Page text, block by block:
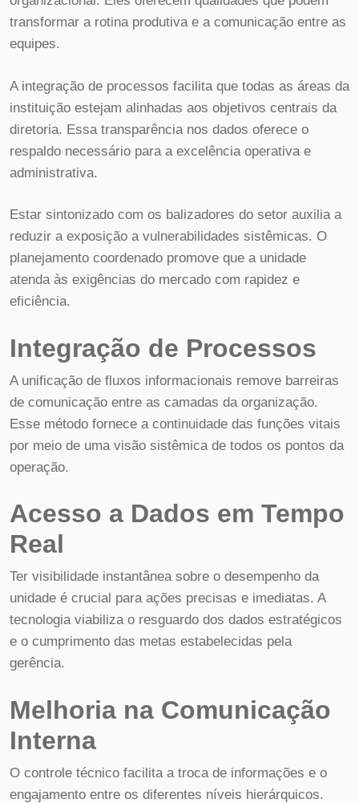
transformar a rotina produtiva e a comunicação entre as
equipes.
A integração de processos facilita que todas as áreas da
instituição estejam alinhadas aos objetivos centrais da
diretoria. Essa transparência nos dados oferece o
respaldo necessário para a excelência operativa e
administrativa.
Estar sintonizado com os balizadores do setor auxilia a
reduzir a exposição a vulnerabilidades sistêmicas. O
planejamento coordenado promove que a unidade
atenda às exigências do mercado com rapidez e
eficiência.
Integração de Processos
A unificação de fluxos informacionais remove barreiras
de comunicação entre as camadas da organização.
Esse método fornece a continuidade das funções vitais
por meio de uma visão sistêmica de todos os pontos da
operação.
Acesso a Dados em Tempo
Real
Ter visibilidade instantânea sobre o desempenho da
unidade é crucial para ações precisas e imediatas. A
tecnologia viabiliza o resguardo dos dados estratégicos
e o cumprimento das metas estabelecidas pela
gerência.
Melhoria na Comunicação
Interna
O controle técnico facilita a troca de informações e o
engajamento entre os diferentes níveis hierárquicos.